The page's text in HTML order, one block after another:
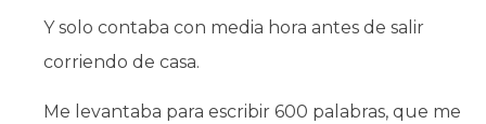
Y solo contaba con media hora antes de salir
corriendo de casa.
Me levantaba para escribir 600 palabras, que me